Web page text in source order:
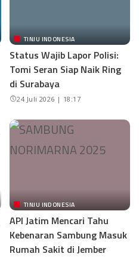
TINJU INDONESIA
Status Wajib Lapor Polisi:
Tomi Seran Siap Naik Ring
di Surabaya
24 Juli 2026 | 18:17
TINJU INDONESIA
API Jatim Mencari Tahu
Kebenaran Sambung Masuk
Rumah Sakit di Jember